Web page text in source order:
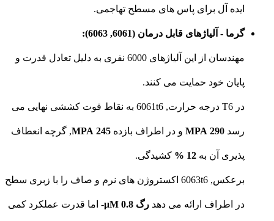
ایده آل برای پاس های مسطح تهاجمی.
گرما - آلیاژهای قابل درمان (6061, 6063):
مهندسان از این آلیاژهای 6000 نفری به دلیل تعادل قدرت و
پایان خود حمایت می کنند.
در T6 درجه حرارت, 6061t6 به نقاط قوت کششی نهایی می
رسد 290 MPA و در اطراف بازده 245 MPA , گرچه انعطاف
پذیری آن به 12 % کشیدگی.
برعکس, 6063t6 اکستروژن های نرم و صاف را با زبری سطح
در اطراف ارائه می دهد رگ 0.8 μM - اما قدرت عملکرد کمی